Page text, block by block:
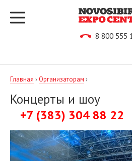
8 800 555
Главная ›Организаторам ›
Концерты и шоу
+7 (383) 304 88 22